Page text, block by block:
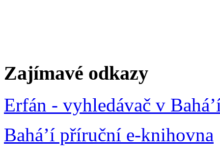
Zajímavé odkazy
Erfán - vyhledávač v
Bahá’í příruční e-knihovna